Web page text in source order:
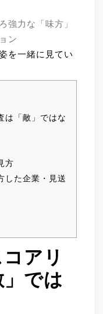
強力な「味方」
ン
を一緒に見てい
は「敵」ではな
方
した企業・見送
アリ
では